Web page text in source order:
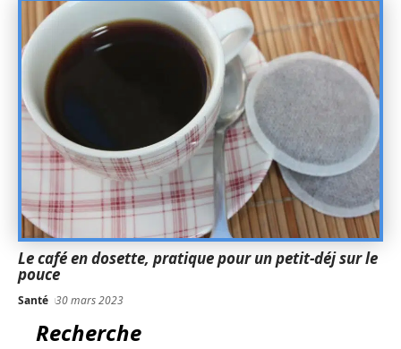
Le café en dosette, pratique pour un petit-déj sur le
pouce
Santé 30 mars 2023
Recherche